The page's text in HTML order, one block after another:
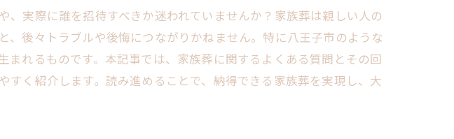
実際に誰を招待すべきか迷われていませんか？家族葬は親しい人の
後々トラブルや後悔につながりかねません。特に八王子市のような
れるものです。本記事では、家族葬に関するよくある質問とその回
く紹介します。読み進めることで、納得できる家族葬を実現し、大